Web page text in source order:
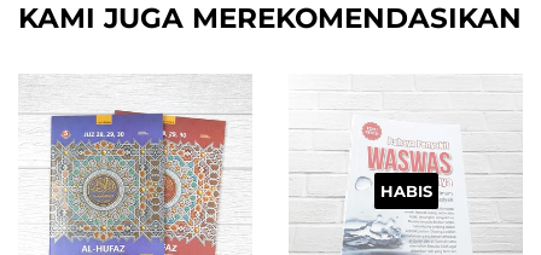
Facebook
Twitter
Pinterest
KAMI JUGA MEREKOMENDASIKAN
HABIS